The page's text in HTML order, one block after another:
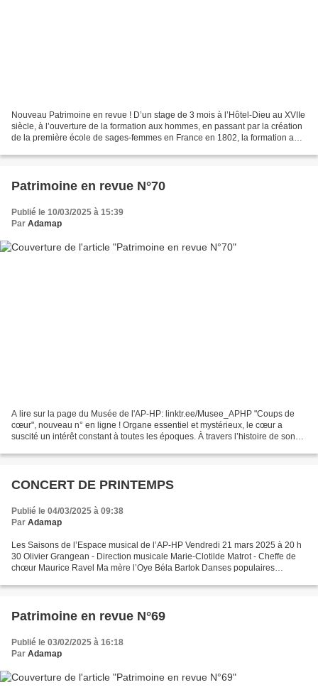
Nouveau Patrimoine en revue ! D’un stage de 3 mois à l’Hôtel-Dieu au XVIIe
siècle, à l’ouverture de la formation aux hommes, en passant par la création
de la première école de sages-femmes en France en 1802, la formation a
Patrimoine en revue N°70
Publié le 10/03/2025 à 15:39
Par Adamap
A lire sur la page du Musée de l'AP-HP: linktr.ee/Musee_APHP "Coups de
cœur", nouveau n° en ligne ! Organe essentiel et mystérieux, le cœur a
suscité un intérêt constant à toutes les époques. À travers l’histoire de son
CONCERT DE PRINTEMPS
Publié le 04/03/2025 à 09:38
Par Adamap
Les Saisons de l’Espace musical de l’AP-HP Vendredi 21 mars 2025 à 20 h
30 Olivier Grangean - Direction musicale Marie-Clotilde Matrot - Cheffe de
chœur Maurice Ravel Ma mère l’Oye Béla Bartok Danses populaires
Patrimoine en revue N°69
Publié le 03/02/2025 à 16:18
Par Adamap